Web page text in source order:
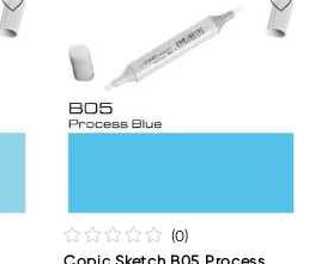
(0)
Copic Sketch B05 Process